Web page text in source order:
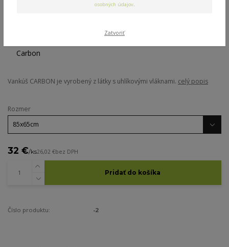
Vankúš CARBON je vyrobený z látky s uhlíkovými vláknami. celý popis
Rozmer
32 €/ks26,02 €bez DPH
Pridať do košíka
Číslo produktu: -2
osobných údajov.
Zatvoriť